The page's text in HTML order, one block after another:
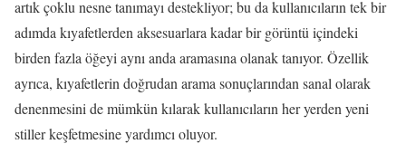
artık çoklu nesne tanımayı destekliyor; bu da kullanıcıların tek bir
adımda kıyafetlerden aksesuarlara kadar bir görüntü içindeki
birden fazla öğeyi aynı anda aramasına olanak tanıyor. Özellik
ayrıca, kıyafetlerin doğrudan arama sonuçlarından sanal olarak
denenmesini de mümkün kılarak kullanıcıların her yerden yeni
stiller keşfetmesine yardımcı oluyor.